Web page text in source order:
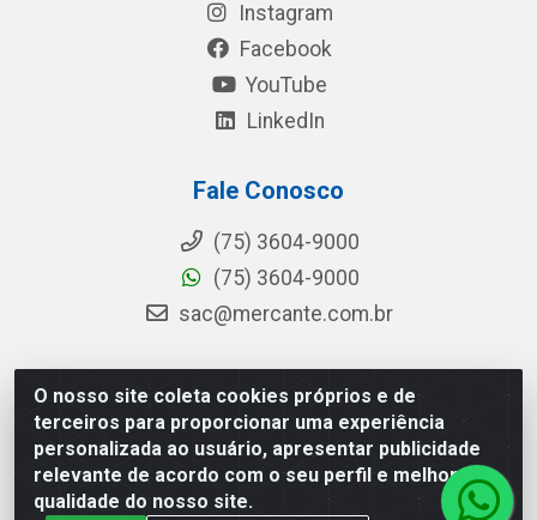
O nosso site coleta cookies próprios e de
terceiros para proporcionar uma experiência
personalizada ao usuário, apresentar publicidade
relevante de acordo com o seu perfil e melhorar a
qualidade do nosso site.
Instagram
Facebook
YouTube
LinkedIn
Fale Conosco
(75) 3604-9000
(75) 3604-9000
sac@mercante.com.br
Mercante Distribuidora - Rua Mercante, 699 - Aviário,
Feira de Santana/BA - CEP 44.096-218 - CNPJ
96.755.848/0001-08